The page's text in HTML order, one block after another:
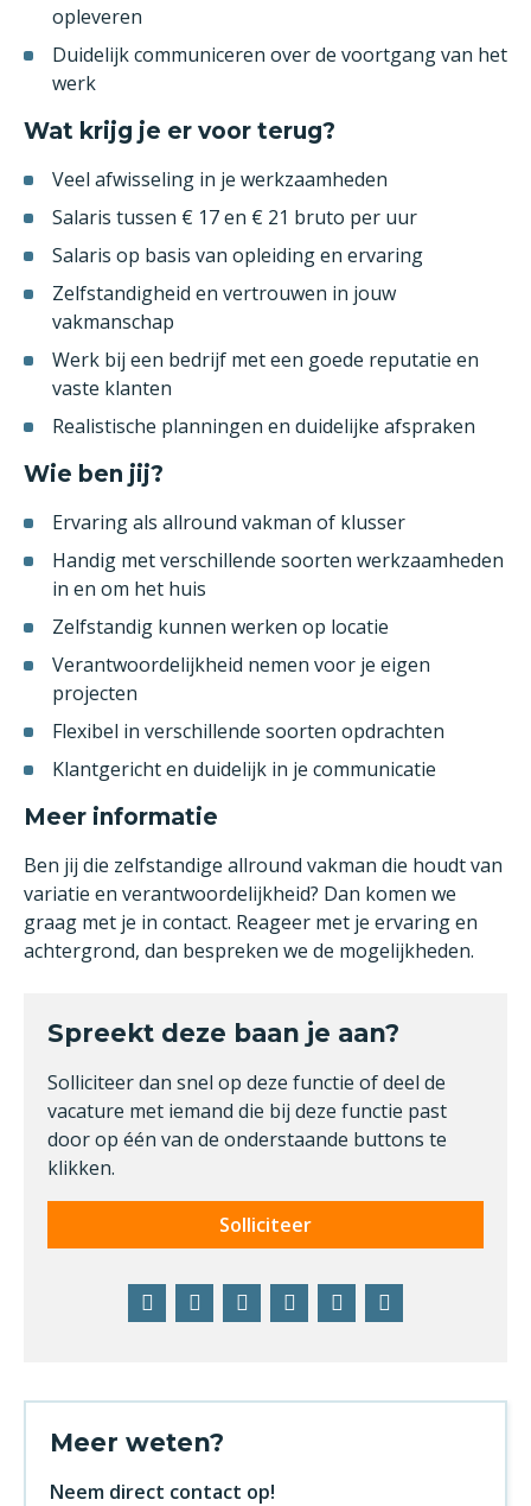
opleveren
Duidelijk communiceren over de voortgang van het
werk
Wat krijg je er voor terug?
Veel afwisseling in je werkzaamheden
Salaris tussen € 17 en € 21 bruto per uur
Salaris op basis van opleiding en ervaring
Zelfstandigheid en vertrouwen in jouw
vakmanschap
Werk bij een bedrijf met een goede reputatie en
vaste klanten
Realistische planningen en duidelijke afspraken
Wie ben jij?
Ervaring als allround vakman of klusser
Handig met verschillende soorten werkzaamheden
in en om het huis
Zelfstandig kunnen werken op locatie
Verantwoordelijkheid nemen voor je eigen
projecten
Flexibel in verschillende soorten opdrachten
Klantgericht en duidelijk in je communicatie
Meer informatie
Ben jij die zelfstandige allround vakman die houdt van
variatie en verantwoordelijkheid? Dan komen we
graag met je in contact. Reageer met je ervaring en
achtergrond, dan bespreken we de mogelijkheden.
Spreekt deze baan je aan?
Solliciteer dan snel op deze functie of deel de
vacature met iemand die bij deze functie past
door op één van de onderstaande buttons te
klikken.
FacebookTwitterLinkedInPinterestWhatsApp
Solliciteer
Meer weten?
Neem direct contact op!